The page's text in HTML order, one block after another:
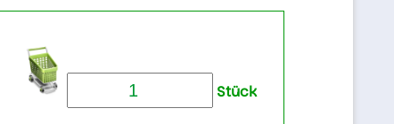
Stück